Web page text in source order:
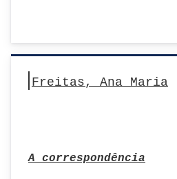
Freitas, Ana Maria
A correspondência